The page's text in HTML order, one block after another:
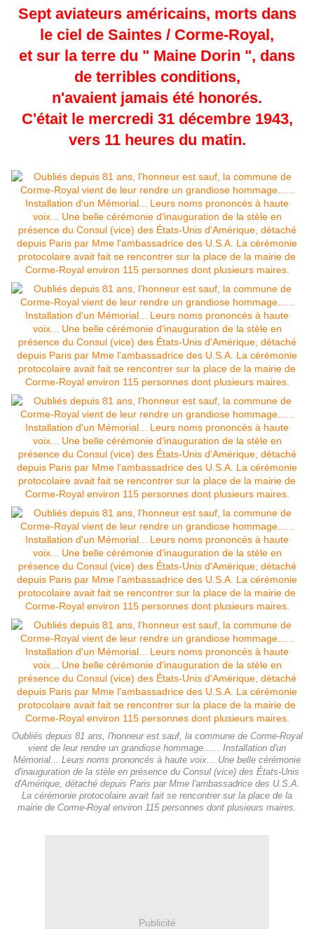
Sept aviateurs américains, morts dans
le ciel de Saintes / Corme-Royal,
et sur la terre du " Maine Dorin ", dans
de terribles conditions,
n'avaient jamais été honorés.
C'était le mercredi 31 décembre 1943,
vers 11 heures du matin.
Oubliés depuis 81 ans, l'honneur est sauf, la commune de Corme-Royal
vient de leur rendre un grandiose hommage...... Installation d'un
Mémorial... Leurs noms prononcés à haute voix... Une belle cérémonie
d'inauguration de la stèle en présence du Consul (vice) des États-Unis
d'Amérique, détaché depuis Paris par Mme l'ambassadrice des U.S.A.
La cérémonie protocolaire avait fait se rencontrer sur la place de la
mairie de Corme-Royal environ 115 personnes dont plusieurs maires.
Publicité